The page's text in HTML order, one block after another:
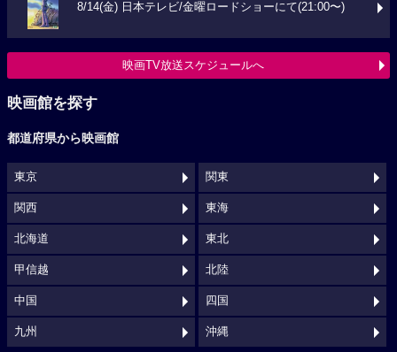
8/14(金) 日本テレビ/金曜ロードショーにて(21:00〜)
映画TV放送スケジュールへ
映画館を探す
都道府県から映画館
東京 関東
関西 東海
北海道 東北
甲信越 北陸
中国 四国
九州 沖縄